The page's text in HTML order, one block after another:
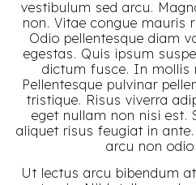
vestibulum sed arcu.
non. Vitae congue mauris
Odio pellentesque diam
egestas. Quis ipsum
dictum fusce. In mollis
Pellentesque pulvinar
tristique. Risus viverra
eget nullam non nisi est.
aliquet risus feugiat in
arcu non
Ut lectus arcu bibendum